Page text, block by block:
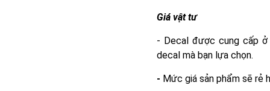
Giá vật tư
- Decal được cung cấp
decal mà bạn lựa chọn.
- Mức giá sản phẩm sẽ rẻ